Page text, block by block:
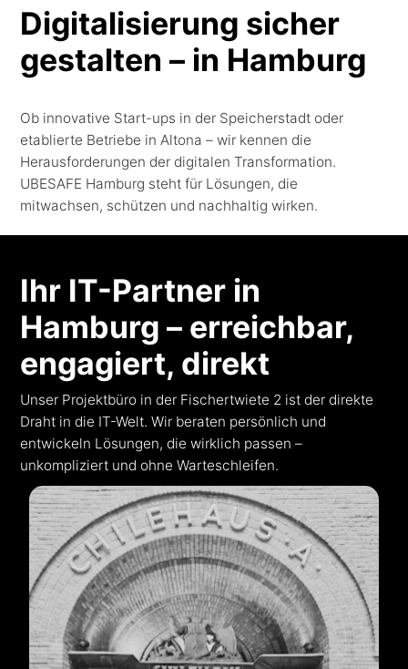
Digitalisierung sicher
gestalten – in Hamburg
Ob innovative Start-ups in der Speicherstadt oder
etablierte Betriebe in Altona – wir kennen die
Herausforderungen der digitalen Transformation.
UBESAFE Hamburg steht für Lösungen, die
mitwachsen, schützen und nachhaltig wirken.
Ihr IT-Partner in
Hamburg – erreichbar,
engagiert, direkt
Unser Projektbüro in der Fischertwiete 2 ist der direkte
Draht in die IT-Welt. Wir beraten persönlich und
entwickeln Lösungen, die wirklich passen –
unkompliziert und ohne Warteschleifen.